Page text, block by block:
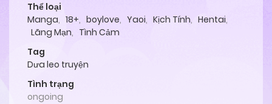
Thể loại
Manga, 18+, boylove, Yaoi, Kịch Tính, Hentai,
Lãng Mạn, Tình Cảm
Tag
Dưa leo truyện
Tình trạng
ongoing